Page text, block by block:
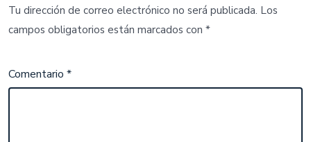
Tu dirección de correo electrónico no será publicada. Los
campos obligatorios están marcados con*
Comentario*